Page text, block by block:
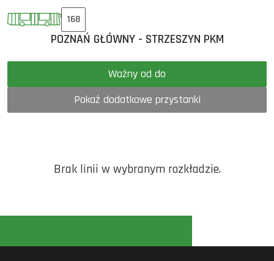
168
POZNAŃ GŁÓWNY - STRZESZYN PKM
Ważny od do
Pokaż dodatkowe przystanki
Brak linii w wybranym rozkładzie.